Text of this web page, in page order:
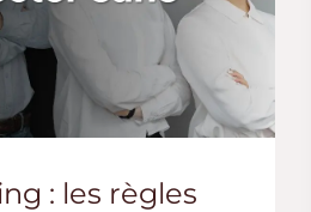
: les règles